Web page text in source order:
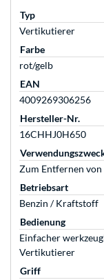
Typ
Vertikutierer
Farbe
rot/gelb
EAN
4009269306256
Hersteller-Nr.
16CHHJ0H650
Zum Entfernen von
Betriebsart
Benzin / Kraftstoff
Bedienung
Einfacher
Vertikutierer
Griff